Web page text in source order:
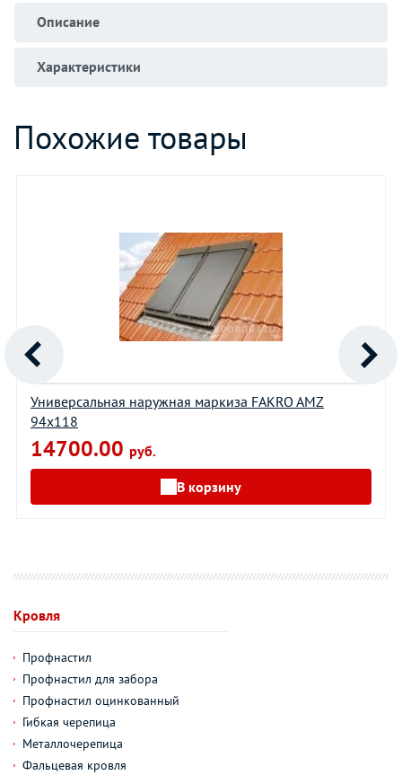
Описание
Характеристики
Похожие товары
Универсальная наружная маркиза FAKRO AMZ
94х118
14700.00 руб.
В корзину
Кровля
Профнастил
Профнастил для забора
Профнастил оцинкованный
Гибкая черепица
Металлочерепица
Фальцевая кровля